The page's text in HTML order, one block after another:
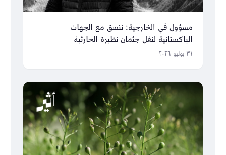
مسؤول في الخارجية: ننسق مع الجهات
الباكستانية لنقل جثمان نظيرة الحارثية
٣١ يوليو ٢٠٢٦